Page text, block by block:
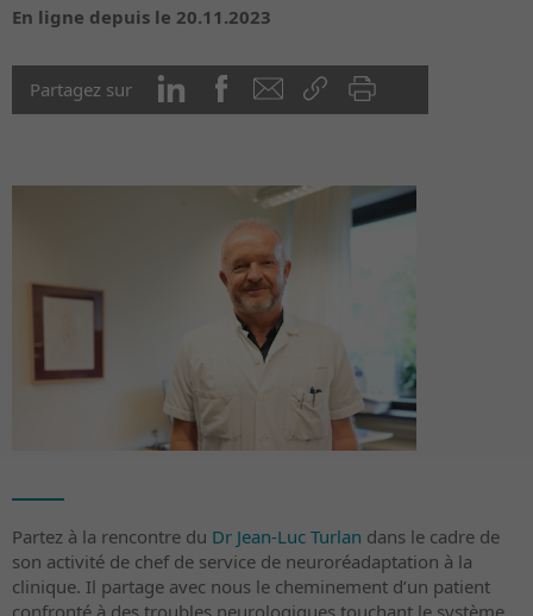
En ligne depuis le 20.11.2023
Partagez sur
Partez à la rencontre du Dr Jean-Luc Turlan dans le cadre de
son activité de chef de service de neuroréadaptation à la
clinique. Il partage avec nous le cheminement d’un patient
confronté à des troubles neurologiques touchant le système